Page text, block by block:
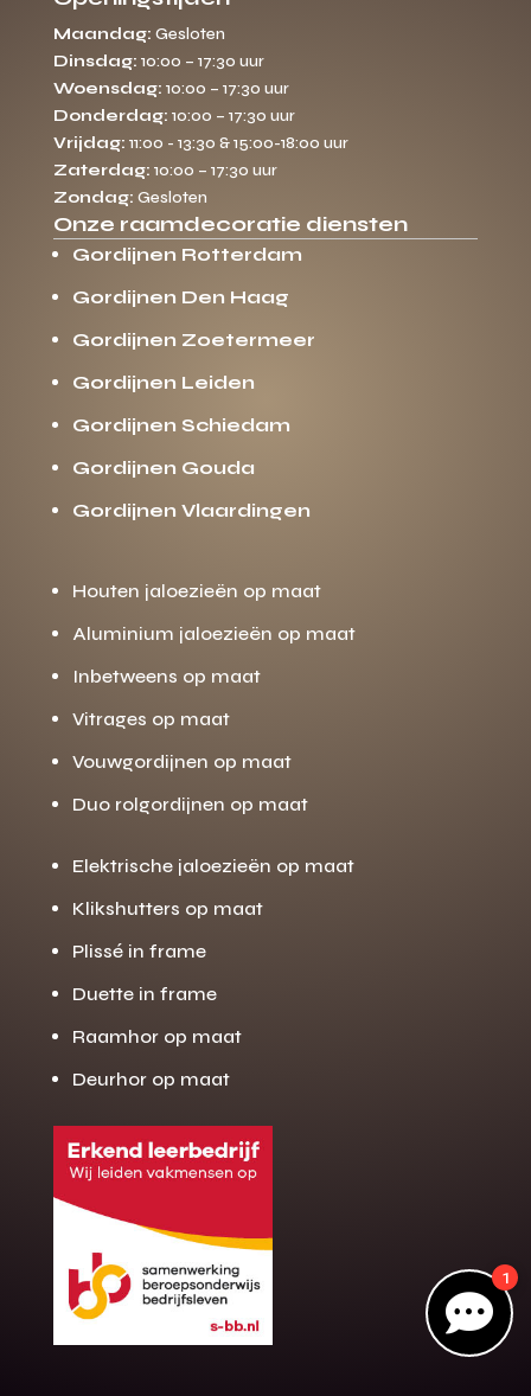
Gratis offerte
op maat?
Binnen 24 uur jouw gratis offerte
Volledig ontzorgd
Wij werken landelijk
100+ stoffen
Gratis offerte
Direct bellen
Maandag: Gesloten
Dinsdag: 10:00 – 17:30 uur
Woensdag: 10:00 – 17:30 uur
Donderdag: 10:00 – 17:30 uur
Vrijdag: 11:00 - 13:30 & 15:00-18:00 uur
Zaterdag: 10:00 – 17:30 uur
Zondag: Gesloten
Onze raamdecoratie diensten
Gordijnen Rotterdam
Gordijnen Den Haag
Gordijnen Zoetermeer
Gordijnen Leiden
Gordijnen Schiedam
Gordijnen Gouda
Gordijnen Vlaardingen
Houten jaloezieën op maat
Aluminium jaloezieën op maat
Inbetweens op maat
Vitrages op maat
Vouwgordijnen op maat
Duo rolgordijnen op maat
Elektrische jaloezieën op maat
Klikshutters op maat
Plissé in frame
Duette in frame
Raamhor op maat
Deurhor op maat

1